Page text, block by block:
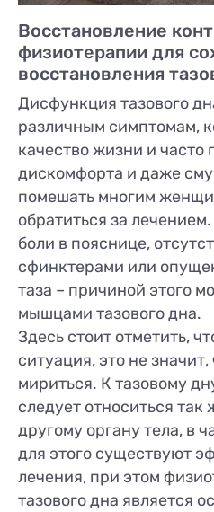
Восстановление
физиотерапии для
восстановления
Дисфункция тазового
различным симптомам,
качество жизни и
дискомфорта и даже
помешать многим
обратиться за
боли в пояснице,
сфинктерами или
таза – причиной этого
мышцами тазового дна.
Здесь стоит отметить,
ситуация, это не
мириться. К тазовому
следует относиться
другому органу тела, в
для этого существуют
лечения, при этом
тазового дна является